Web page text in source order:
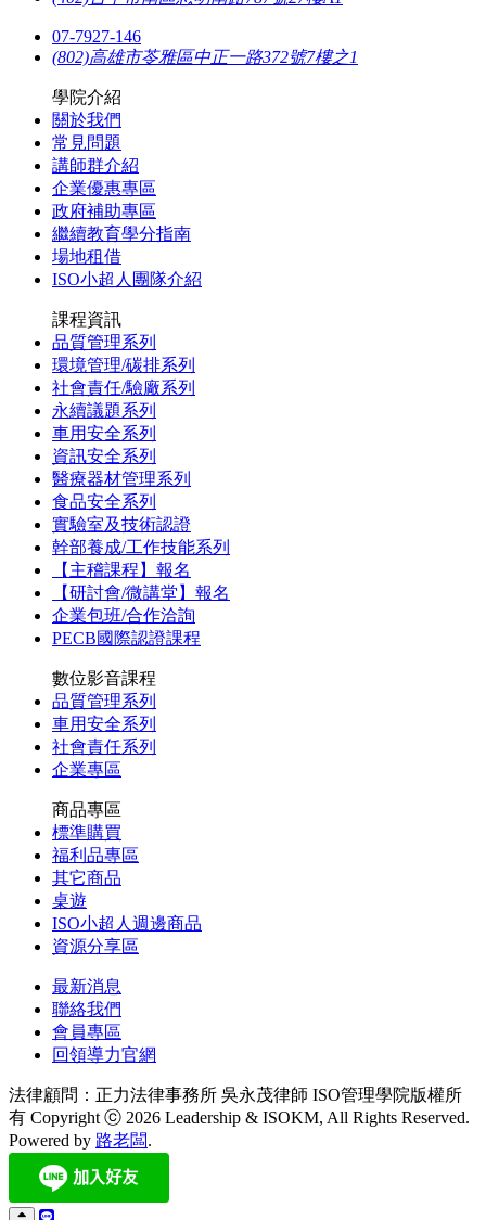
07-7927-146
(802)高雄市苓雅區中正一路372號7樓之1
學院介紹
關於我們
常見問題
講師群介紹
企業優惠專區
政府補助專區
繼續教育學分指南
場地租借
ISO小超人團隊介紹
課程資訊
品質管理系列
環境管理/碳排系列
社會責任/驗廠系列
永續議題系列
車用安全系列
資訊安全系列
醫療器材管理系列
食品安全系列
實驗室及技術認證
幹部養成/工作技能系列
【主稽課程】報名
【研討會/微講堂】報名
企業包班/合作洽詢
PECB國際認證課程
數位影音課程
品質管理系列
車用安全系列
社會責任系列
企業專區
商品專區
標準購買
福利品專區
其它商品
桌遊
ISO小超人週邊商品
資源分享區
最新消息
聯絡我們
會員專區
回領導力官網
法律顧問：正力法律事務所 吳永茂律師 ISO管理學院版權所
有 Copyright ⓒ 2026 Leadership & ISOKM, All Rights Reserved.
Powered by 路老闆.